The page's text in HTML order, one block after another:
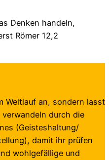
Denken handeln,
Römer 12,2
Weltlauf an, sondern lasst
verwandeln durch die
(Geisteshaltung/
damit ihr prüfen
wohlgefällige und